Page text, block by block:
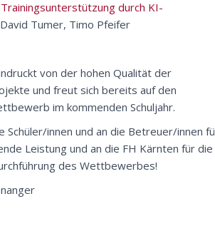
durch KI-
Tumer, Timo Pfeifer
von der hohen Qualität der
und freut sich bereits auf den
im kommenden Schuljahr.
Schüler/innen und an die Betreuer/innen
Leistung und an die FH Kärnten für die
des Wettbewerbes!